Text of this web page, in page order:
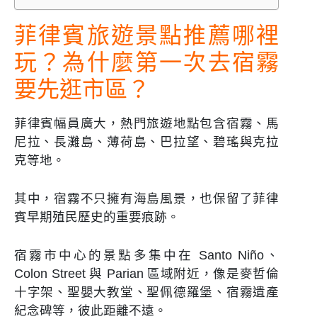
菲律賓旅遊景點推薦哪裡
玩？為什麼第一次去宿霧
要先逛市區？
菲律賓幅員廣大，熱門旅遊地點包含宿霧、馬
尼拉、長灘島、薄荷島、巴拉望、碧瑤與克拉
克等地。
其中，宿霧不只擁有海島風景，也保留了菲律
賓早期殖民歷史的重要痕跡。
宿霧市中心的景點多集中在 Santo Niño、
Colon Street 與 Parian 區域附近，像是麥哲倫
十字架、聖嬰大教堂、聖佩德羅堡、宿霧遺產
紀念碑等，彼此距離不遠。